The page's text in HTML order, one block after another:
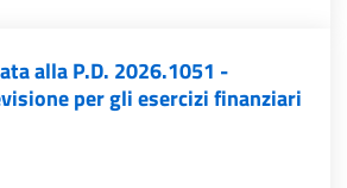
alla P.D. 2026.1051 -
per gli esercizi finanziari